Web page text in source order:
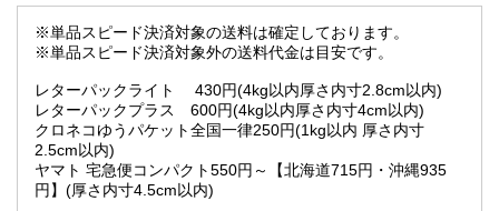
※単品スピード決済対象の送料は確定しております。
※単品スピード決済対象外の送料代金は目安です。
レターパックライト 430円(4kg以内厚さ内寸2.8cm以内)
レターパックプラス 600円(4kg以内厚さ内寸4cm以内)
クロネコゆうパケット全国一律250円(1kg以内 厚さ内寸
2.5cm以内)
ヤマト 宅急便コンパクト550円～【北海道715円・沖縄935
円】(厚さ内寸4.5cm以内)